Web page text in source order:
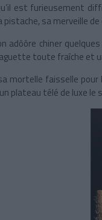
est furieusement
pistache, sa merveille
adôôre chiner
toute fraîche et
mortelle faisselle
plateau télé de luxe le